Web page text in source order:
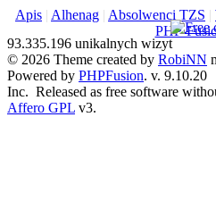
Apis | Alhenag | Absolwenci TZS |
PHP-
93.335.196 unikalnych wizyt
© 2026 Theme created by RobiNN
Powered by PHPFusion. v. 9.10.20
Inc. Released as free software
Affero GPL v3.